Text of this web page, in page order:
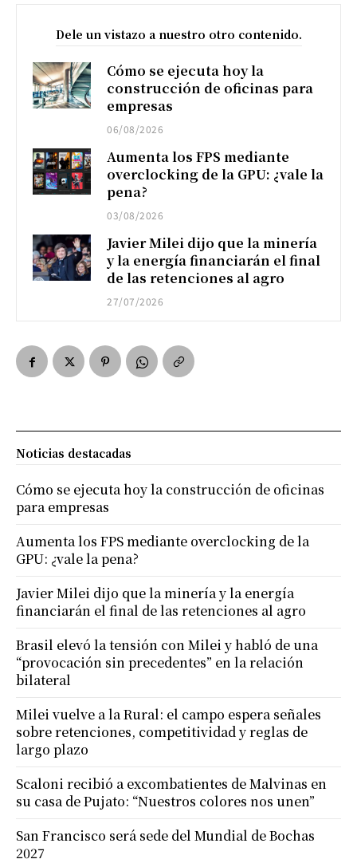
Dele un vistazo a nuestro otro contenido.
Cómo se ejecuta hoy la
construcción de oficinas para
empresas
06/08/2026
Aumenta los FPS mediante
overclocking de la GPU: ¿vale la
pena?
03/08/2026
Javier Milei dijo que la minería
y la energía financiarán el final
de las retenciones al agro
27/07/2026
Noticias destacadas
Cómo se ejecuta hoy la construcción de oficinas
para empresas
Aumenta los FPS mediante overclocking de la
GPU: ¿vale la pena?
Javier Milei dijo que la minería y la energía
financiarán el final de las retenciones al agro
Brasil elevó la tensión con Milei y habló de una
“provocación sin precedentes” en la relación
bilateral
Milei vuelve a la Rural: el campo espera señales
sobre retenciones, competitividad y reglas de
largo plazo
Scaloni recibió a excombatientes de Malvinas en
su casa de Pujato: “Nuestros colores nos unen”
San Francisco será sede del Mundial de Bochas
2027